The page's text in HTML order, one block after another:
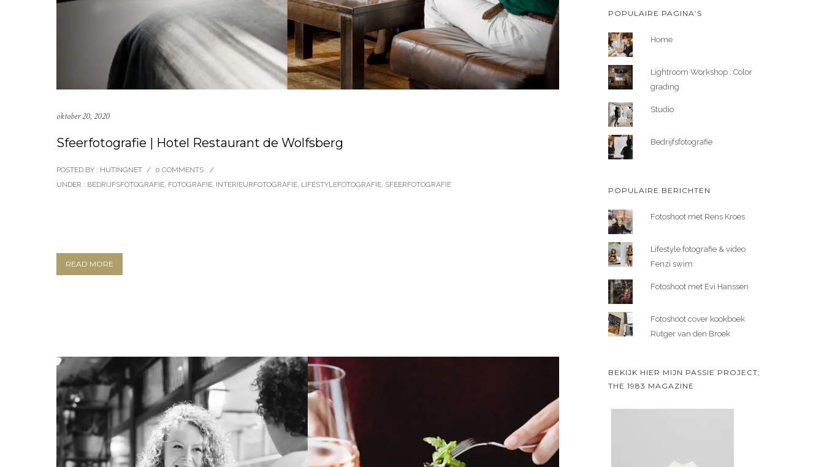
oktober 20, 2020
Sfeerfotografie | Hotel Restaurant de Wolfsberg
POSTED BY : HUTINGNET / 0 COMMENTS
/
UNDER : BEDRIJFSFOTOGRAFIE, FOTOGRAFIE, INTERIEURFOTOGRAFIE, LIFESTYLEFOTOGRAFIE, SFEERFOTOGRAFIE
READ MORE
POPULAIRE PAGINA’S
Home
Lightroom Workshop : Color
grading
Studio
Bedrijfsfotografie
POPULAIRE BERICHTEN
Fotoshoot met Rens Kroes
Lifestyle fotografie & video
Fenzi swim
Fotoshoot met Evi Hanssen
Fotoshoot cover kookboek
Rutger van den Broek
BEKIJK HIER MIJN PASSIE PROJECT;
THE 1983 MAGAZINE